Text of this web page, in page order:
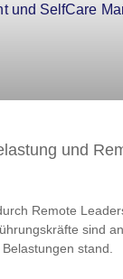
und
Remote
sind
stand.